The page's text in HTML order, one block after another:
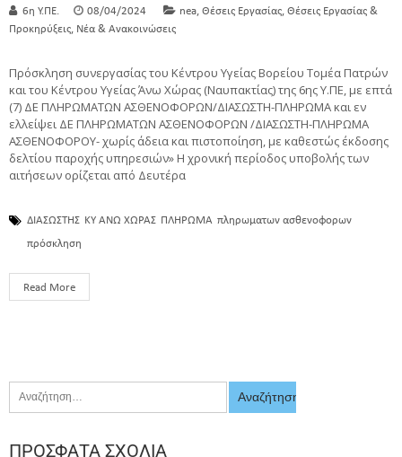
6η Υ.ΠΕ. 08/04/2024 nea, Θέσεις Εργασίας, Θέσεις Εργασίας &
Προκηρύξεις, Νέα & Ανακοινώσεις
Πρόσκληση συνεργασίας του Κέντρου Υγείας Βορείου Τομέα Πατρών
και του Κέντρου Υγείας Άνω Χώρας (Ναυπακτίας) της 6ης Υ.ΠΕ, με επτά
(7) ΔΕ ΠΛΗΡΩΜΑΤΩΝ ΑΣΘΕΝΟΦΟΡΩΝ/ΔΙΑΣΩΣΤΗ-ΠΛΗΡΩΜΑ και εν
ελλείψει ΔΕ ΠΛΗΡΩΜΑΤΩΝ ΑΣΘΕΝΟΦΟΡΩΝ /ΔΙΑΣΩΣΤΗ-ΠΛΗΡΩΜΑ
ΑΣΘΕΝΟΦΟΡΟΥ- χωρίς άδεια και πιστοποίηση, με καθεστώς έκδοσης
δελτίου παροχής υπηρεσιών» Η χρονική περίοδος υποβολής των
αιτήσεων ορίζεται από Δευτέρα
ΔΙΑΣΩΣΤΗΣ ΚΥ ΑΝΩ ΧΩΡΑΣ ΠΛΗΡΩΜΑ πληρωματων ασθενοφορων
πρόσκληση
Read More
ΠΡΌΣΦΑΤΑ ΣΧΌΛΙΑ